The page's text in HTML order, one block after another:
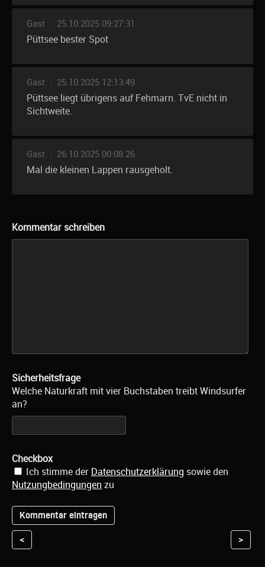
Gast 25.10.2025 09:27:31
Püttsee bester Spot
Gast 25.10.2025 12:13:49
Püttsee liegt übrigens auf Fehmarn. TvE nicht in
Sichtweite.
Gast 26.10.2025 00:08:26
Mal die kleinen Lappen rausgeholt.
Kommentar schreiben
Sicherheitsfrage
Welche Naturkraft mit vier Buchstaben treibt Windsurfer
an?
Checkbox
Ich stimme der Datenschutzerklärung sowie den
Nutzungbedingungen zu
< >